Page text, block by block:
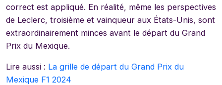
correct est appliqué. En réalité, même les perspectives
de Leclerc, troisième et vainqueur aux États-Unis, sont
extraordinairement minces avant le départ du Grand
Prix du Mexique.
Lire aussi : La grille de départ du Grand Prix du
Mexique F1 2024